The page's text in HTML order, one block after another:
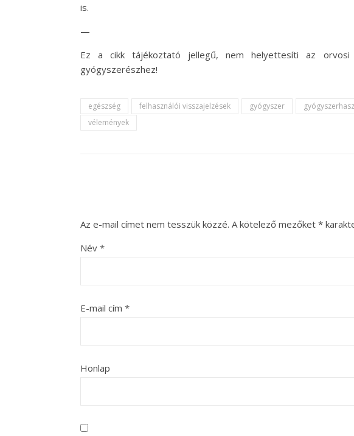
is.
—
Ez a cikk tájékoztató jellegű, nem helyettesíti az orvosi
gyógyszerészhez!
egészség felhasználói visszajelzések gyógyszer
vélemények
Az e-mail címet nem tesszük közzé. A kötelező mezőket *
Név *
E-mail cím *
Honlap